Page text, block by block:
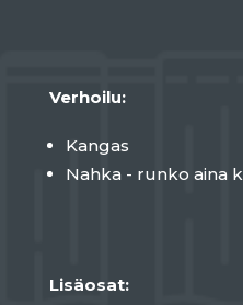
Verhoilu:
Kangas
Nahka - runko aina
Lisäosat: